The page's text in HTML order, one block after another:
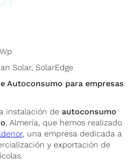
Solar, SolarEdge
Autoconsumo para empresas
instalación de autoconsumo
, Almería, que hemos realizado
, una empresa dedicada a
y exportación de